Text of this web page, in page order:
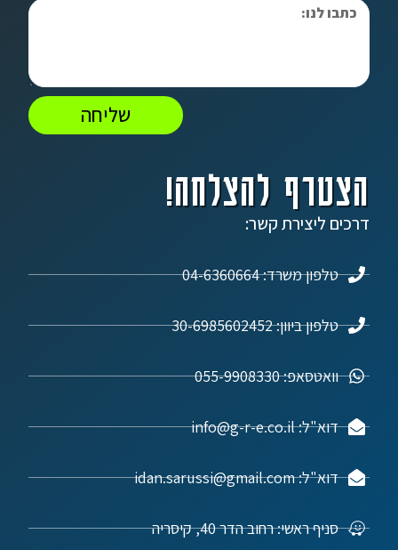
הצטרף להצלחה!
דרכים ליצירת קשר:
טלפון משרד: 04-6360664
טלפון ביוון: 30-6985602452
וואטסאפ: 055-9908330
דוא"ל: info@g-r-e.co.il
דוא"ל: idan.sarussi@gmail.com
סניף ראשי: רחוב הדר 40, קיסריה
שליחה